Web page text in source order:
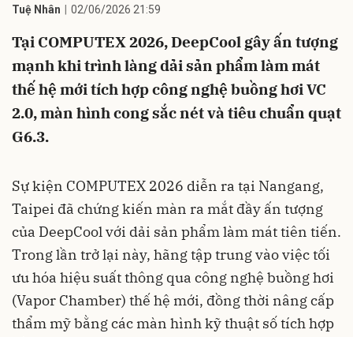
Tuệ Nhân 02/06/2026 21:59
Tại COMPUTEX 2026, DeepCool gây ấn tượng
mạnh khi trình làng dải sản phẩm làm mát
thế hệ mới tích hợp công nghệ buồng hơi VC
2.0, màn hình cong sắc nét và tiêu chuẩn quạt
G6.3.
Sự kiện COMPUTEX 2026 diễn ra tại Nangang,
Taipei đã chứng kiến màn ra mắt đầy ấn tượng
của DeepCool với dải sản phẩm làm mát tiên tiến.
Trong lần trở lại này, hãng tập trung vào việc tối
ưu hóa hiệu suất thông qua công nghệ buồng hơi
(Vapor Chamber) thế hệ mới, đồng thời nâng cấp
thẩm mỹ bằng các màn hình kỹ thuật số tích hợp
Hủy Gửi